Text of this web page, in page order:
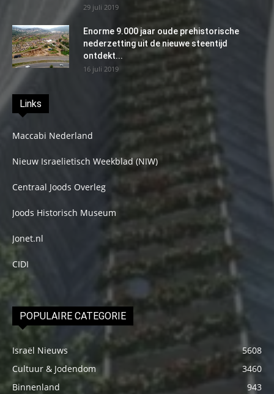
29 juli 2019
Enorme 9.000 jaar oude prehistorische
nederzetting uit de nieuwe steentijd
ontdekt...
16 juli 2019
Links
Maccabi Nederland
Nieuw Israelietisch Weekblad (NIW)
Centraal Joods Overleg
Joods Historisch Museum
Jonet.nl
CIDI
POPULAIRE CATEGORIE
Israël Nieuws
5608
Cultuur & Jodendom
3460
Binnenland
943